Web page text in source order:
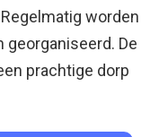
worden
georganiseerd. De
prachtige dorp